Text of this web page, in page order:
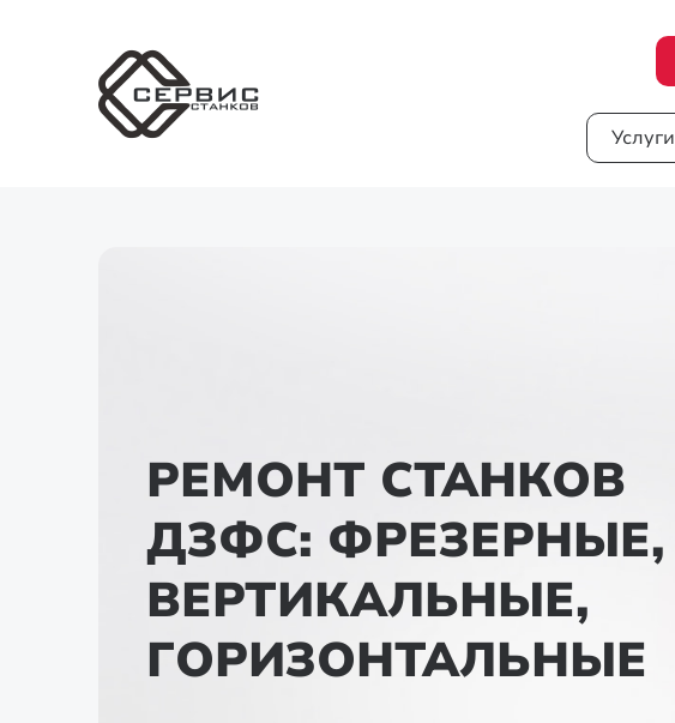
Услуги
РЕМОНТ СТАНКОВ
ДЗФС: ФРЕЗЕРНЫЕ,
ВЕРТИКАЛЬНЫЕ,
ГОРИЗОНТАЛЬНЫЕ